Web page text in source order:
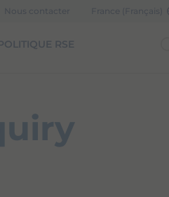
RSE